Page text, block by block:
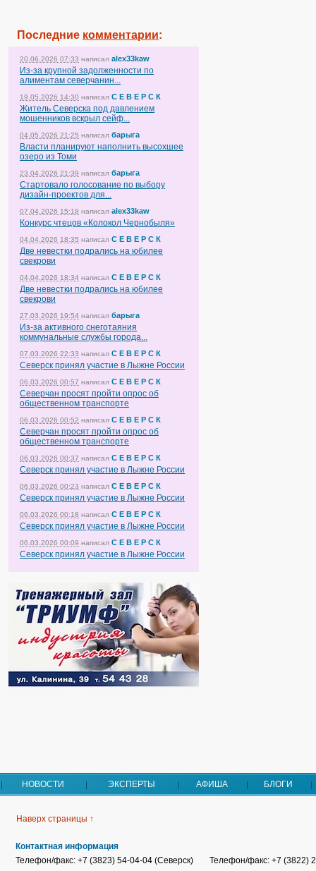
Последние комментарии:
20.06.2026 07:33 написал alex33kaw
Из-за крупной задолженности по
алиментам северчанин...
19.05.2026 14:30 написал С Е В Е Р С К
Житель Северска под давлением
мошенников вскрыл сейф...
04.05.2026 21:25 написал барыга
Власти планируют наполнить высохшее
озеро из Томи
23.04.2026 21:39 написал барыга
Стартовало голосование по выбору
дизайн-проектов для...
07.04.2026 15:18 написал alex33kaw
Конкурс чтецов «Колокол Чернобыля»
04.04.2026 18:35 написал С Е В Е Р С К
Две невестки подрались на юбилее
свекрови
04.04.2026 18:34 написал С Е В Е Р С К
Две невестки подрались на юбилее
свекрови
27.03.2026 19:54 написал барыга
Из-за активного снеготаяния
коммунальные службы города...
07.03.2026 22:33 написал С Е В Е Р С К
Северск принял участие в Лыжне России
06.03.2026 00:57 написал С Е В Е Р С К
Северчан просят пройти опрос об
общественном транспорте
06.03.2026 00:52 написал С Е В Е Р С К
Северчан просят пройти опрос об
общественном транспорте
06.03.2026 00:37 написал С Е В Е Р С К
Северск принял участие в Лыжне России
06.03.2026 00:23 написал С Е В Е Р С К
Северск принял участие в Лыжне России
06.03.2026 00:18 написал С Е В Е Р С К
Северск принял участие в Лыжне России
06.03.2026 00:09 написал С Е В Е Р С К
Северск принял участие в Лыжне России
НОВОСТИ ЭКСПЕРТЫ АФИША БЛОГИ
Наверх страницы ↑
Контактная информация
Телефон/факс: +7 (3823) 54-04-04 (Северск)
Телефон/факс: +7 (3822)